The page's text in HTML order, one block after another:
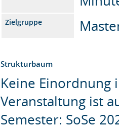
Zielgruppe
Strukturbaum
Keine Einordnung
Veranstaltung ist
Semester: SoSe